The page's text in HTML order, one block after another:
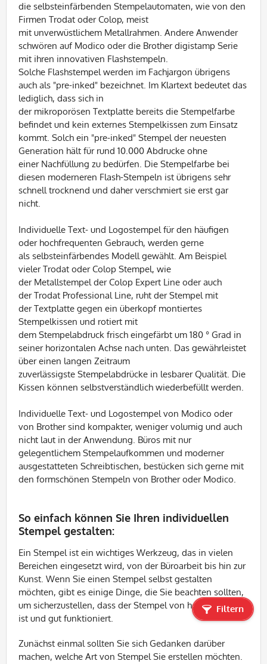
Filtern
die selbsteinfärbenden Stempelautomaten, wie von den
Firmen Trodat oderColop, meist
mit unverwüstlichem Metallrahmen. Andere Anwender
schwören auf Modico oder die Brother digistamp Serie
mit ihren innovativen Flashstempeln.
Solche Flashstempelwerden im Fachjargon übrigens
auch als "pre-inked" bezeichnet. Im Klartext bedeutet das
lediglich, dass sich in
der mikroporösen Textplatte bereits die Stempelfarbe
befindet und kein externes Stempelkissen zum Einsatz
kommt. Solch ein "pre-inked" Stempel der neuesten
Generation hält für rund 10.000 Abdrucke ohne
einer Nachfüllung zu bedürfen. Die Stempelfarbe bei
diesen moderneren Flash-Stempeln ist übrigens sehr
schnell trocknend und daher verschmiert sie erst gar
nicht.
Individuelle Text- und Logostempelfür den häufigen
oder hochfrequenten Gebrauch, werden gerne
als selbsteinfärbendes Modell gewählt. Am Beispiel
vielerTrodat oderColop Stempel, wie
der MetallstempelderColop Expert Line oder auch
derTrodat Professional Line, ruht der Stempel mit
derTextplatte gegen ein überkopfmontiertes
Stempelkissen und rotiert mit
dem Stempelabdruck frisch eingefärbt um 180 ° Grad in
seiner horizontalen Achse nach unten. Das gewährleistet
über einen langen Zeitraum
zuverlässigste Stempelabdrücke in lesbarer Qualität. Die
Kissen können selbstverständlich wiederbefüllt werden.
Individuelle Text- und Logostempelvon Modico oder
von Brothersind kompakter, wenigervolumig und auch
nicht laut in der Anwendung. Büros mit nur
gelegentlichem Stempelaufkommen und moderner
ausgestatteten Schreibtischen, bestücken sich gerne mit
den formschönen Stempeln von Brotheroder Modico.
So einfach können Sie Ihren individuellen
Stempel gestalten:
Ein Stempel ist ein wichtiges Werkzeug, das in vielen
Bereichen eingesetzt wird, von der Büroarbeit bis hin zur
Kunst. Wenn Sie einen Stempel selbst gestalten
möchten, gibt es einige Dinge, die Sie beachten sollten,
um sicherzustellen, dass der Stempel von hoher Qualität
ist und gut funktioniert.
Zunächst einmal sollten Sie sich Gedanken darüber
machen, welche Art von Stempel Sie erstellen möchten.